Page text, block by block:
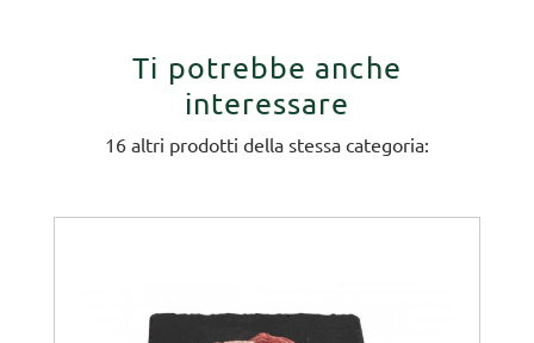
Ti potrebbe anche
interessare
16 altri prodotti della stessa categoria: